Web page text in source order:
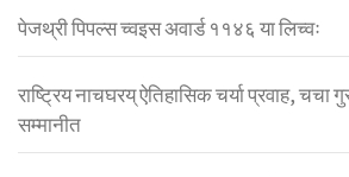
पेजथ्री पिपल्स च्वइस अवार्ड ११४६ या लिच्वः
राष्ट्रिय नाचघरय् ऐतिहासिक चर्या प्रवाह, चचा
सम्मानीत